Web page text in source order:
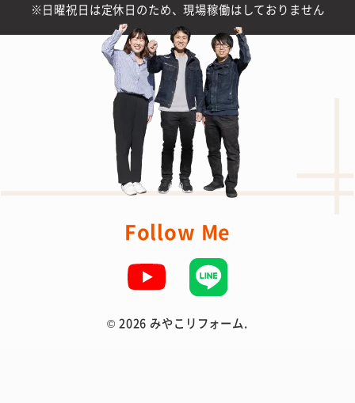
日曜祝日は定休日のため、現場稼働はしておりません
Follow Me
© 2026 みやこリフォーム.